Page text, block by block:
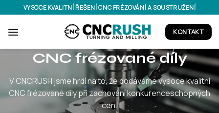
Přeskočit
na
obsah
VYSOCE KVALITNÍ ŘEŠENÍ CNC FRÉZOVÁNÍ A SOUSTRUŽENÍ
KONTAKT
CNC frézované díly
V CNCRUSH jsme hrdí na to, že dodáváme vysoce kvalitní
CNC frézované díly při zachování konkurenceschopných
cen.